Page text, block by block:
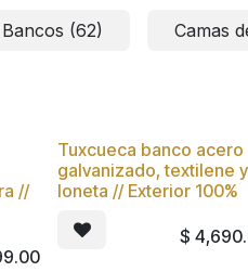
Bancos (62) Camas
//
Nuevo
Tuxcueca banco acero
galvanizado, textilene y
loneta // Exterior 100%
$